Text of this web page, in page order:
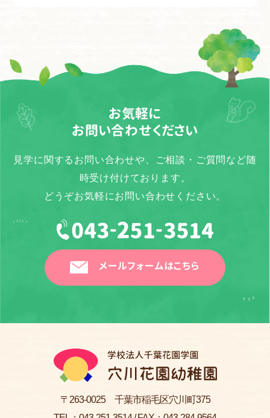
お気軽に
お問い合わせください
見学に関するお問い合わせや、ご相談・ご質問など随
時受け付けております。
どうぞお気軽にお問い合わせください。
メールフォームはこちら
〒263-0025 千葉市稲毛区穴川町375